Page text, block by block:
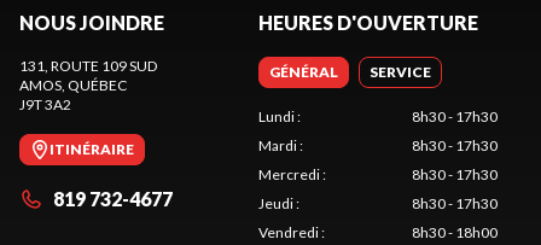
NOUS JOINDRE
131, ROUTE 109 SUD
AMOS, QUÉBEC
J9T 3A2
ITINÉRAIRE
819 732-4677
HEURES D'OUVERTURE
GÉNÉRAL SERVICE
Lundi:
8h30 - 17h30
Mardi:
8h30 - 17h30
Mercredi:
8h30 - 17h30
Jeudi:
8h30 - 17h30
Vendredi:
8h30 - 18h00